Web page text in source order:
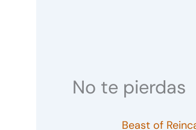
No te pierdas
Beast of